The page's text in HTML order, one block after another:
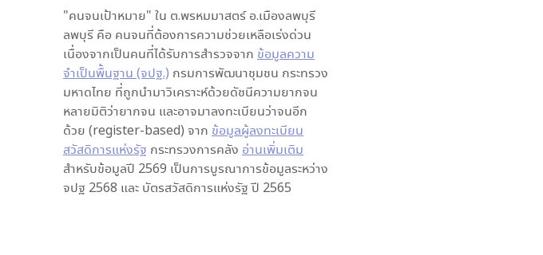
"คนจนเป้าหมาย" ใน ต.พรหมมาสตร์ อ.เมืองลพบุรี
ลพบุรี คือ คนจนที่ต้องการความช่วยเหลือเร่งด่วน
เนื่องจากเป็นคนที่ได้รับการสำรวจจาก ข้อมูลความ
จำเป็นพื้นฐาน (จปฐ.) กรมการพัฒนาชุมชน กระทรวง
มหาดไทย ที่ถูกนำมาวิเคราะห์ด้วยดัชนีความยากจน
หลายมิติว่ายากจน และอาจมาลงทะเบียนว่าจนอีก
ด้วย (register-based) จาก ข้อมูลผู้ลงทะเบียน
สวัสดิการแห่งรัฐ กระทรวงการคลัง อ่านเพิ่มเติม
สำหรับข้อมูลปี 2569 เป็นการบูรณาการข้อมูลระหว่าง
จปฐ 2568 และ บัตรสวัสดิการแห่งรัฐ ปี 2565